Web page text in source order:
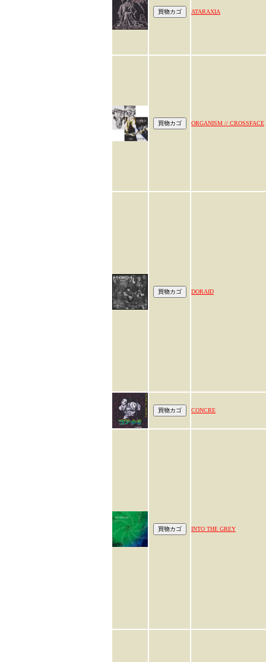
ATARAXIA
ORGANISM // CROSSFACE
DORAID
CONCRE
INTO THE GREY